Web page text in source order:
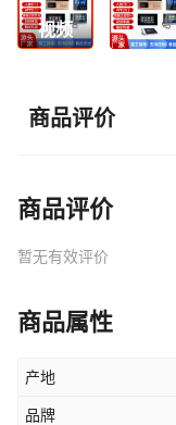
视频
商品评价
商品评价
暂无有效评价
商品属性
产地
品牌